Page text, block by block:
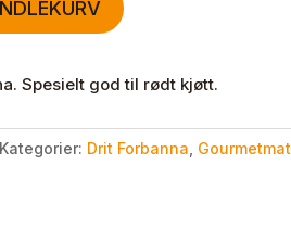
Spesielt god til rødt kjøtt.
Kategorier: Drit Forbanna Gourmetmat